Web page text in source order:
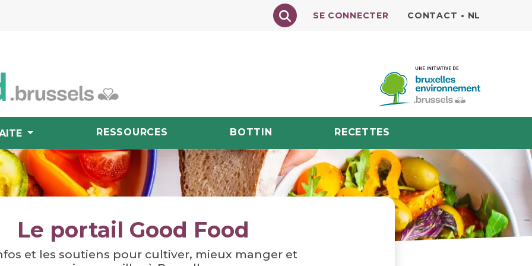
Texte à rechercher
SE CONNECTER CONTACT • NL
RESSOURCES BOTTIN RECETTES
Le portail Good Food
et les soutiens pour cultiver, mieux manger et